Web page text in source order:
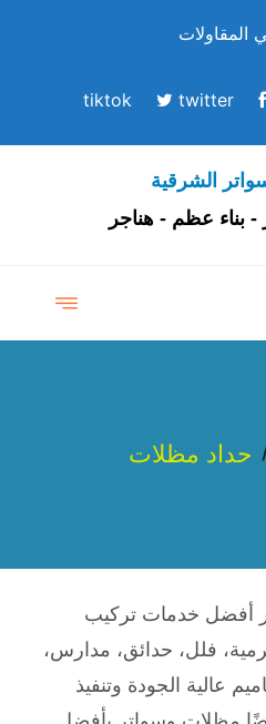
twitter
tiktok
الشرقية
بناء عظم - هناجر
حداد مظلات
أفضل خدمات تركيب
فلل، حدائق، مدارس،
عالية الجودة وتنفيذ